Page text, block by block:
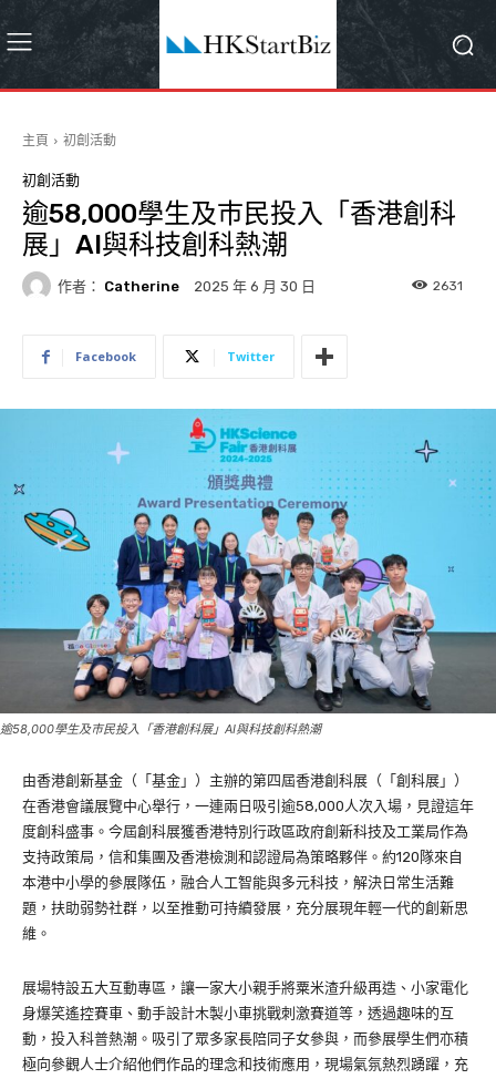
主頁 初創活動
初創活動
逾58,000學生及巿民投入「香港創科
展」AI與科技創科熱潮
作者： Catherine 2025 年 6 月 30 日 2631
Facebook Twitter
逾58,000學生及巿民投入「香港創科展」AI與科技創科熱潮
由香港創新基金（「基金」）主辦的第四屆香港創科展（「創科展」）
在香港會議展覽中心舉行，一連兩日吸引逾58,000人次入場，見證這年
度創科盛事。今屆創科展獲香港特別行政區政府創新科技及工業局作為
支持政策局，信和集團及香港檢測和認證局為策略夥伴。約120隊來自
本港中小學的參展隊伍，融合人工智能與多元科技，解決日常生活難
題，扶助弱勢社群，以至推動可持續發展，充分展現年輕一代的創新思
維。
展場特設五大互動專區，讓一家大小親手將粟米渣升級再造、小家電化
身爆笑遙控賽車、動手設計木製小車挑戰刺激賽道等，透過趣味的互
動，投入科普熱潮。吸引了眾多家長陪同子女參與，而參展學生們亦積
極向參觀人士介紹他們作品的理念和技術應用，現場氣氛熱烈踴躍，充